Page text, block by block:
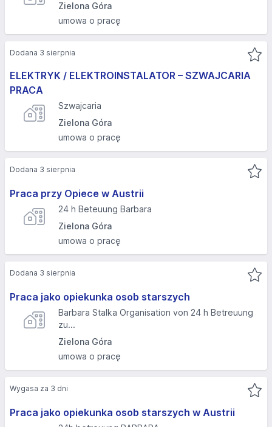
Zielona Góra
umowa o pracę
ELEKTRYK / ELEKTROINSTALATOR – SZWAJCARIA
PRACA
Szwajcaria
Zielona Góra
umowa o pracę
Dodana 3 sierpnia
Praca przy Opiece w Austrii
24 h Beteuung Barbara
Zielona Góra
umowa o pracę
Dodana 3 sierpnia
Praca jako opiekunka osob starszych
Barbara Stalka Organisation von 24 h Betreuung
zu...
Zielona Góra
umowa o pracę
Dodana 3 sierpnia
Praca jako opiekunka osob starszych w Austrii
Wygasa za 3 dni